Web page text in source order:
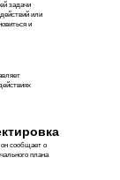
задачи
или
и
он сообщает о
плана